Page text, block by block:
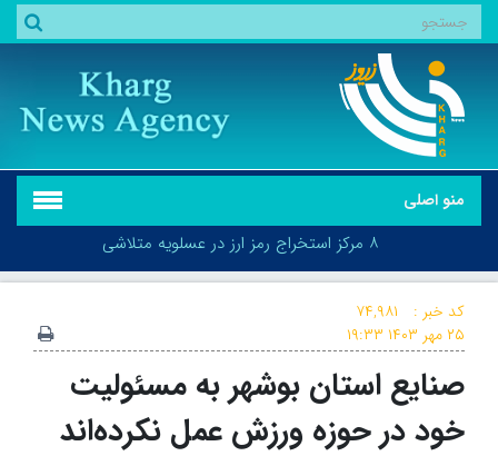
منو اصلی
هشدار سطح نارنجی در استان بوشهر صادر شد
کد خبر :
۷۴,۹۸۱
۲۵ مهر ۱۴۰۳
۱۹:۳۳
صنایع استان بوشهر به مسئولیت
خود در حوزه ورزش عمل نکرده‌اند